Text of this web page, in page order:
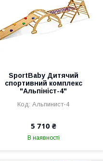
SportBaby Дитячий
спортивний комплекс
"Альпініст-4"
Альпинист-4
5 710 ₴
В наявності